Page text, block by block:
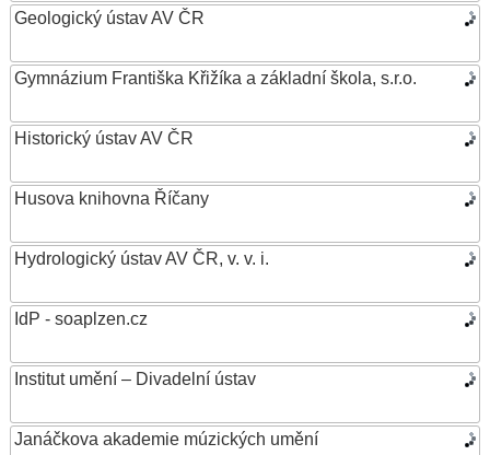
Geologický ústav AV ČR
Gymnázium Františka Křižíka a základní škola, s.r.o.
Historický ústav AV ČR
Husova knihovna Říčany
Hydrologický ústav AV ČR, v. v. i.
IdP - soaplzen.cz
Institut umění – Divadelní ústav
Janáčkova akademie múzických umění